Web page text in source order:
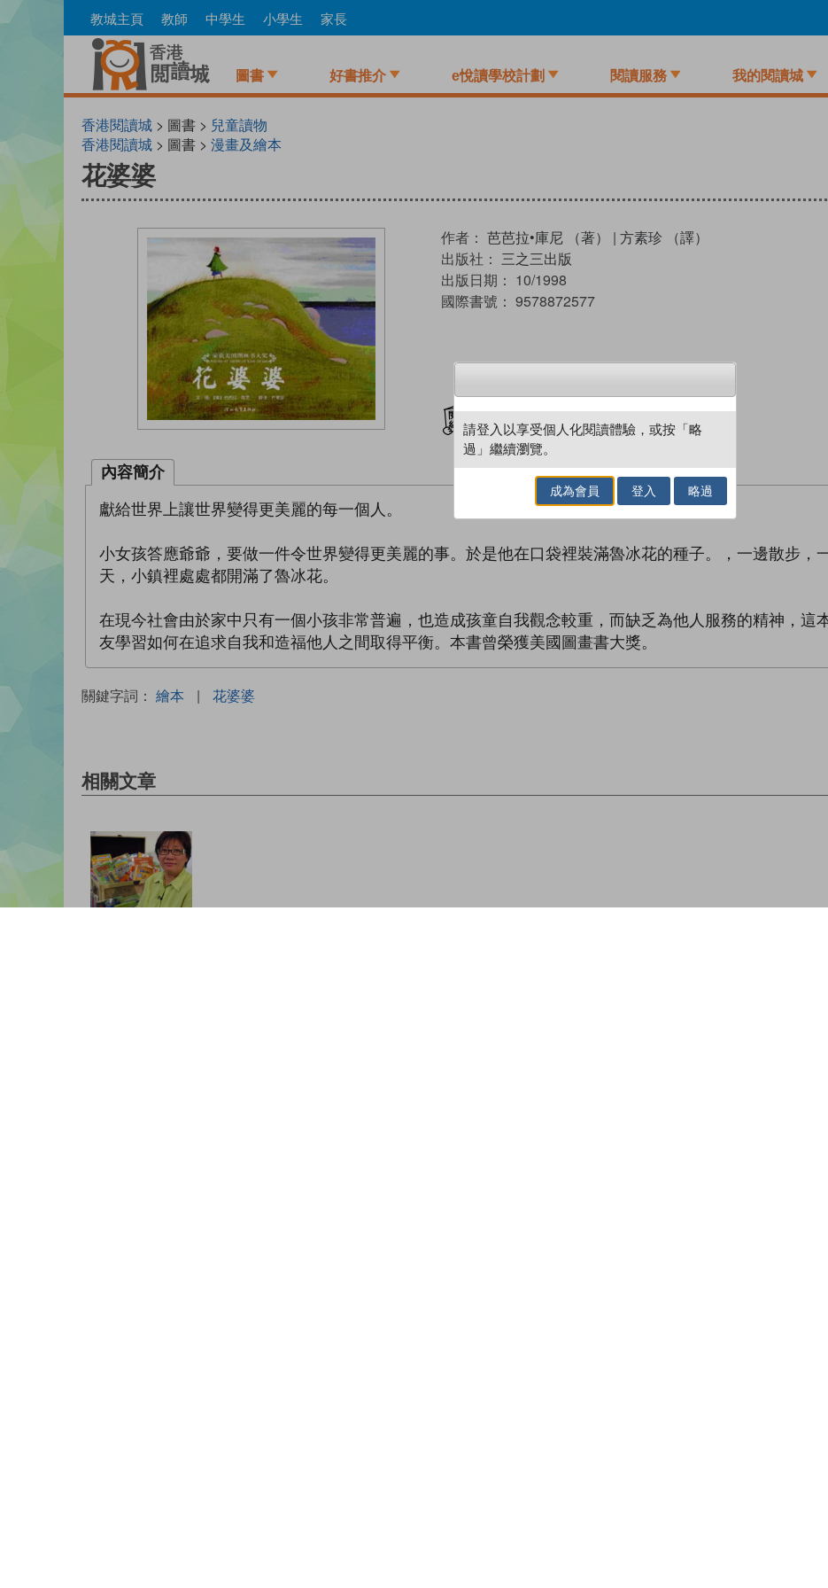
to
教城主頁 教師 中學生 小學生 家長
圖書 好書推介 e悅讀學校計劃 閱讀服務 我的閱讀城
香港閱讀城 > 圖書 > 兒童讀物
香港閱讀城 > 圖書 > 漫畫及繪本
花婆婆
作者： 芭芭拉•庫尼 （著） | 方素珍 （譯）
出版社： 三之三出版
出版日期： 10/1998
國際書號： 9578872577
加入閱讀紀錄
內容簡介
獻給世界上讓世界變得更美麗的每一個人。
小女孩答應爺爺，要做一件令世界變得更美麗的事。於是他在口袋裡裝滿魯冰花的種子。，一邊散步，
天，小鎮裡處處都開滿了魯冰花。
在現今社會由於家中只有一個小孩非常普遍，也造成孩童自我觀念較重，而缺乏為他人服務的精神，這
友學習如何在追求自我和造福他人之間取得平衡。本書曾榮獲美國圖畫書大獎。
關鍵字詞： 繪本 | 花婆婆
相關文章
請登入以享受個人化閱讀體驗，或按「略
過」繼續瀏覽。
成為會員 登入 略過